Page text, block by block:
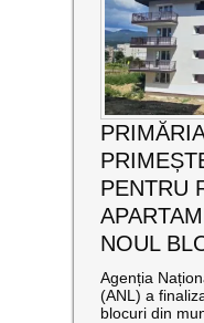
PENTRU
NOUL
Agenția
(ANL) a
blocuri din